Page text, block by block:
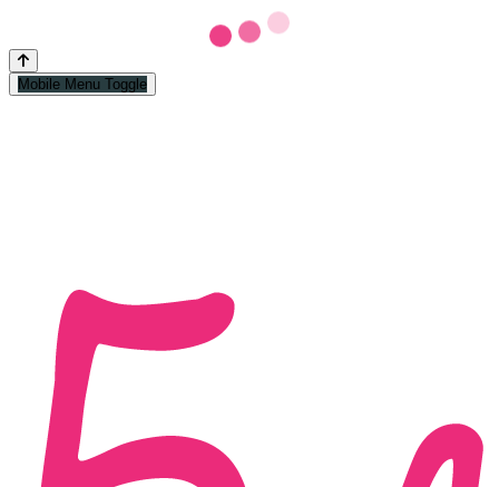
Mobile Menu Toggle